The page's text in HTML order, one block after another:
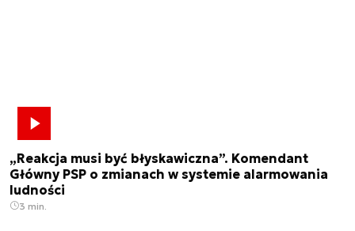
„Reakcja musi być błyskawiczna”. Komendant
Główny PSP o zmianach w systemie alarmowania
ludności
3 min.